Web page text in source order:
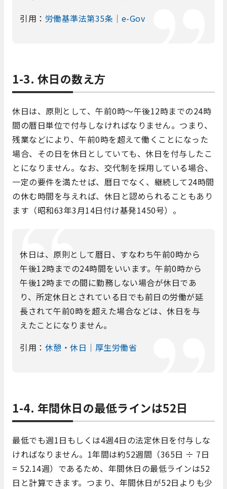
引用： 労働基準法第35条｜e-Gov
1-3. 休日の数え方
休日は、原則として、午前0時～午後12時までの24時
間の暦日単位で付与しなければなりません。つまり、
残業などにより、午前0時を超えて働くことになった
場合、その日を休日としていても、休日を付与したこ
とになりません。なお、交代制を採用している場合、
一定の要件を満たせば、暦日でなく、継続して24時間
の休む時間を与えれば、休日と認められることもあり
ます（昭和63年3月14日付け基発1450号）。
休日は、原則として暦日、すなわち午前0時から
午後12時までの24時間をいいます。午前0時から
午後12時までの間に勤務しない場合が休日であ
り、所定休日とされている日でも前日の労働が延
長されて午前0時を超えた場合などは、休日を与
えたことになりません。
引用： 休憩・休日｜厚生労働省
1-4. 年間休日の最低ラインは52日
最低でも週1日もしくは4週4日の法定休日を付与しな
ければなりません。1年間は約52週間（365日 ÷ 7日
= 52.14週）であるため、年間休日の最低ラインは52
日と計算できます。つまり、年間休日が52日よりも少